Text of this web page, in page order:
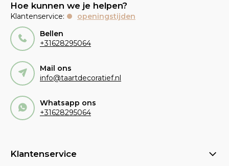
Hoe kunnen we je helpen?
Klantenservice:
openingstijden
Bellen
+31628295064
Mail ons
info@taartdecoratief.nl
Whatsapp ons
+31628295064
Klantenservice